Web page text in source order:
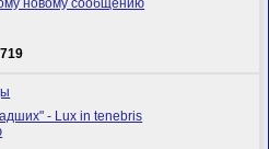
719
- Lux in tenebris